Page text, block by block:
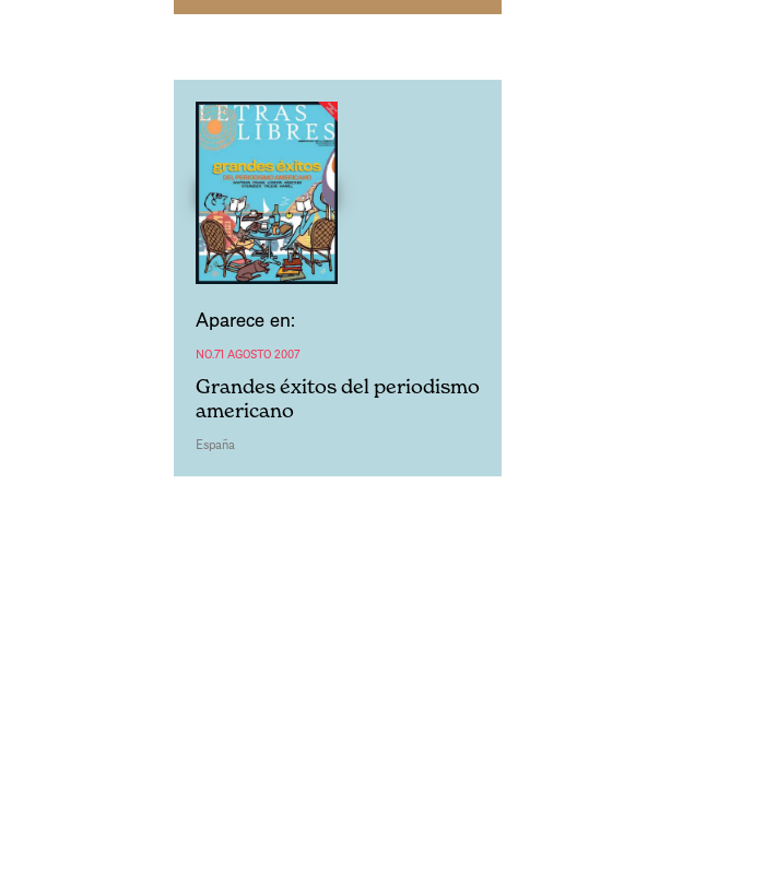
Aparece en:
NO.71 AGOSTO 2007
Grandes éxitos del periodismo
americano
España